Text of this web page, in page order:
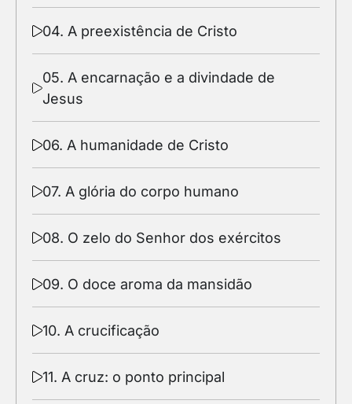
04. A preexistência de Cristo
05. A encarnação e a divindade de
Jesus
06. A humanidade de Cristo
07. A glória do corpo humano
08. O zelo do Senhor dos exércitos
09. O doce aroma da mansidão
10. A crucificação
11. A cruz: o ponto principal